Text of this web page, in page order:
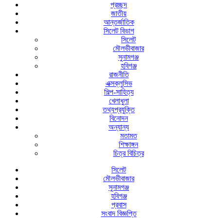
প্রচ্ছদ
জাতীয়
আন্তর্জাতিক
সিলেট বিভাগ
সিলেট
মৌলভীবাজার
সুনামগঞ্জ
হবিগঞ্জ
রাজনীতি
এক্সক্লুসিভ
শিল্প-সাহিত্য
খেলাধুলা
তথ্যপ্রযুক্তি
বিনোদন
অন্যান্য
মতামত
শিক্ষাঙ্গন
চিত্র বিচিত্র
সিলেট
মৌলভীবাজার
সুনামগঞ্জ
হবিগঞ্জ
প্রবাস
সংবাদ বিজ্ঞপ্তি